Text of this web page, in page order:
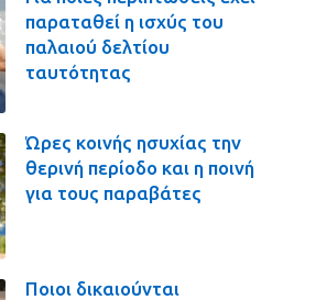
παραταθεί η ισχύς του
παλαιού δελτίου
ταυτότητας
Ώρες κοινής ησυχίας την
θερινή περίοδο και η ποινή
για τους παραβάτες
Ποιοι δικαιούνται